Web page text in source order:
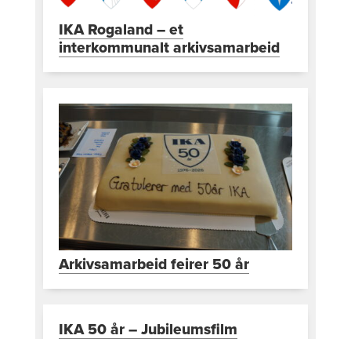
IKA Rogaland – et
interkommunalt arkivsamarbeid
Arkivsamarbeid feirer 50 år
IKA 50 år – Jubileumsfilm